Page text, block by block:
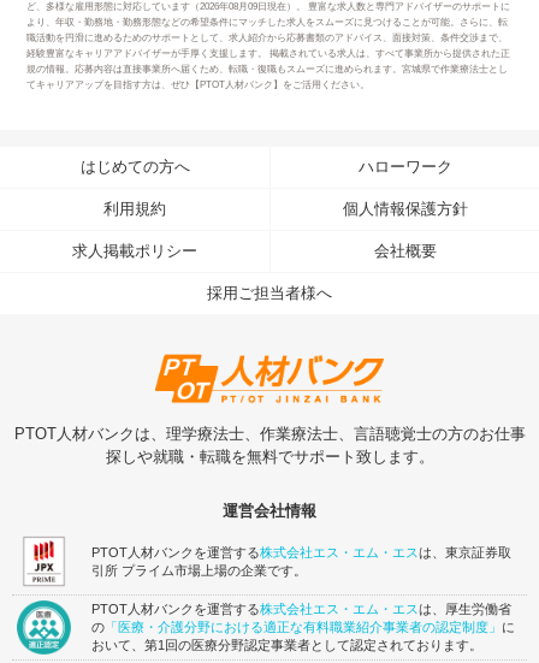
ど、多様な雇用形態に対応しています（2026年08月09日現在）。 豊富な求人数と専門アドバイザーのサポートに
より、年収・勤務地・勤務形態などの希望条件にマッチした求人をスムーズに見つけることが可能。さらに、転
職活動を円滑に進めるためのサポートとして、求人紹介から応募書類のアドバイス、面接対策、条件交渉まで、
経験豊富なキャリアアドバイザーが手厚く支援します。 掲載されている求人は、すべて事業所から提供された正
規の情報。応募内容は直接事業所へ届くため、転職・復職もスムーズに進められます。宮城県で作業療法士とし
てキャリアアップを目指す方は、ぜひ【PTOT人材バンク】をご活用ください。
はじめての方へ ハローワーク
利用規約 個人情報保護方針
求人掲載ポリシー 会社概要
採用ご担当者様へ
PTOT人材バンクは、理学療法士、作業療法士、言語聴覚士の方のお仕事
探しや就職・転職を無料でサポート致します。
運営会社情報
PTOT人材バンクを運営する株式会社エス・エム・エスは、東京証券取
引所 プライム市場上場の企業です。
PTOT人材バンクを運営する株式会社エス・エム・エスは、厚生労働省
の 「医療・介護分野における適正な有料職業紹介事業者の認定制度」 に
おいて、第1回の医療分野認定事業者として認定されております。